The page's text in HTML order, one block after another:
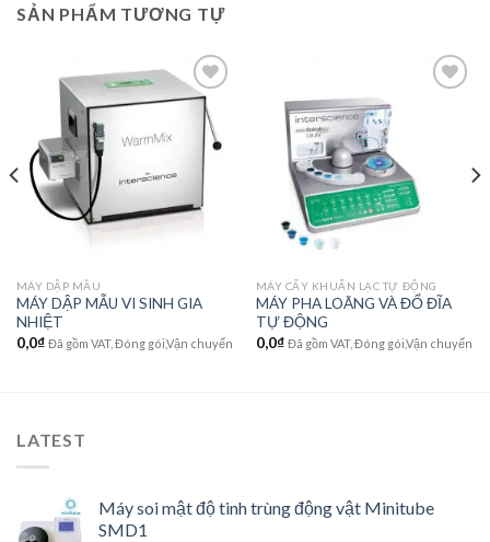
SẢN PHẨM TƯƠNG TỰ
Add to
wishlist
MÁY DẬP MẪU
MÁY DẬP MẪU VI SINH GIA
NHIỆT
0,0₫ Đã gồm VAT, Đóng gói,Vận chuyển
MÁY CẤY KHUẨN LẠC TỰ ĐỘNG
MÁY PHA LOÃNG VÀ ĐỔ ĐĨA
TỰ ĐỘNG
0,0₫ Đã gồm VAT, Đóng gói,Vận chuyển
LATEST
Máy soi mật độ tinh trùng động vật Minitube
SMD1